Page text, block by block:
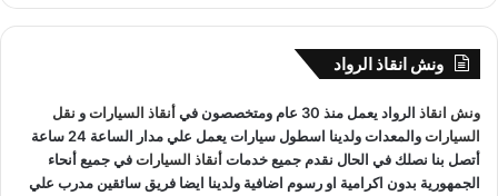
:
ونش انقاذ الرواد
ونش انقاذ الرواد يعمل منذ 30 عام ومتخصصون في أنقاذ السياراتو نقل
السيارات
والمعدات ولدينا اسطول سيارات يعمل علي مدار الساعة 24 ساعة
أتصل بنا نصلك في الحال نقدم جميع خدماتأنقاذ السياراتفي جميع أنحاء
الجمهورية بدون اكرامية او رسوم اضافية ولدينا ايضا فريق سائقين مدرب علي